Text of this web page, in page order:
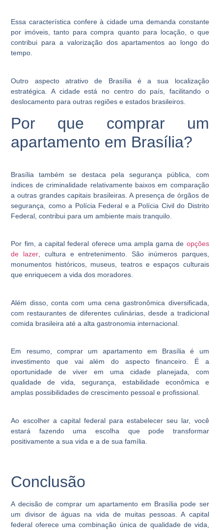
Essa característica confere à cidade uma demanda constante
por imóveis, tanto para compra quanto para locação, o que
contribui para a valorização dos apartamentos ao longo do
tempo.
Outro aspecto atrativo de Brasília é a sua localização
estratégica. A cidade está no centro do país, facilitando o
deslocamento para outras regiões e estados brasileiros.
Por que comprar um
apartamento em Brasília?
Brasília também se destaca pela segurança pública, com
índices de criminalidade relativamente baixos em comparação
a outras grandes capitais brasileiras. A presença de órgãos de
segurança, como a Polícia Federal e a Polícia Civil do Distrito
Federal, contribui para um ambiente mais tranquilo.
Por fim, a capital federal oferece uma ampla gama de opções
de lazer, cultura e entretenimento. São inúmeros parques,
monumentos históricos, museus, teatros e espaços culturais
que enriquecem a vida dos moradores.
Além disso, conta com uma cena gastronômica diversificada,
com restaurantes de diferentes culinárias, desde a tradicional
comida brasileira até a alta gastronomia internacional.
Em resumo, comprar um apartamento em Brasília é um
investimento que vai além do aspecto financeiro. É a
oportunidade de viver em uma cidade planejada, com
qualidade de vida, segurança, estabilidade econômica e
amplas possibilidades de crescimento pessoal e profissional.
Ao escolher a capital federal para estabelecer seu lar, você
estará fazendo uma escolha que pode transformar
positivamente a sua vida e a de sua família.
Conclusão
A decisão de comprar um apartamento em Brasília pode ser
um divisor de águas na vida de muitas pessoas. A capital
federal oferece uma combinação única de qualidade de vida,